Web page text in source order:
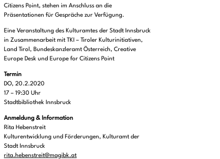
Citizens Point, stehen im Anschluss an die
Präsentationen für Gespräche zur Verfügung.
Eine Veranstaltung des Kulturamtes der Stadt Innsbruck
in Zusammenarbeit mit TKI – Tiroler Kulturinitiativen,
Land Tirol, Bundeskanzleramt Österreich, Creative
Europe Desk und Europe for Citizens Point
Termin
DO, 20.2.2020
17 – 19:30 Uhr
Stadtbibliothek Innsbruck
Anmeldung & Information
Rita Hebenstreit
Kulturentwicklung und Förderungen, Kulturamt der
Stadt Innsbruck
rita.hebenstreit@magibk.at